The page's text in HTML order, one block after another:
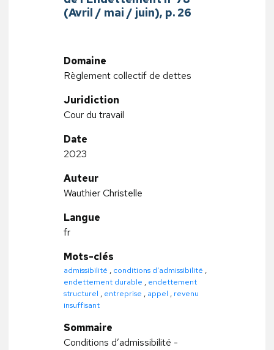
(Avril / mai / juin), p. 26
Domaine
Règlement collectif de dettes
Juridiction
Cour du travail
Date
2023
Auteur
Wauthier Christelle
Langue
fr
Mots-clés
admissibilité , conditions d'admissibilité ,
endettement durable , endettement
structurel , entreprise , appel , revenu
insuffisant
Sommaire
Conditions d’admissibilité -